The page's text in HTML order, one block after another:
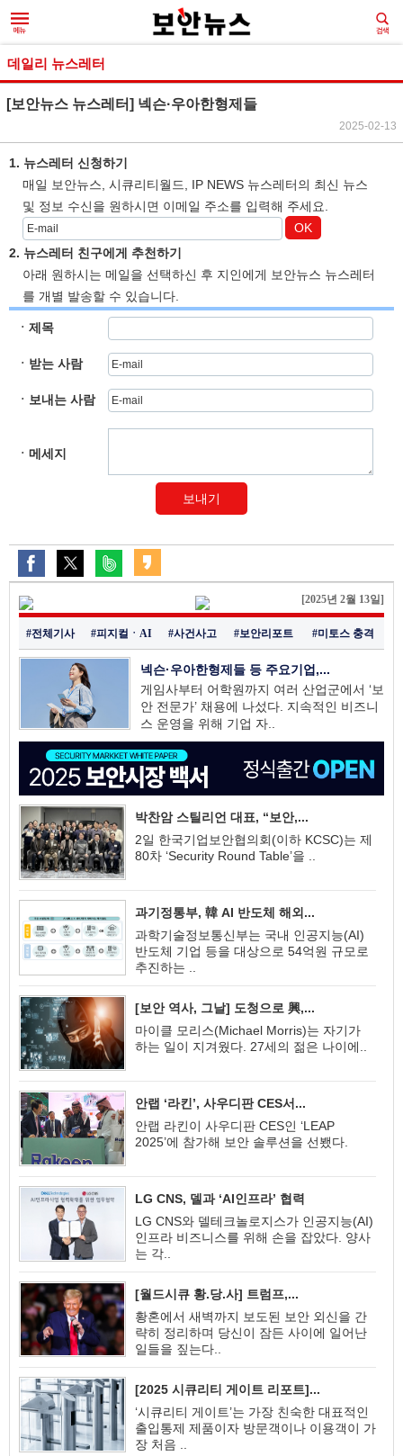
데일리 뉴스레터
[보안뉴스 뉴스레터] 넥슨·우아한형제들
2025-02-13
1. 뉴스레터 신청하기
매일 보안뉴스, 시큐리티월드, IP NEWS 뉴스레터의 최신 뉴스
및 정보 수신을 원하시면 이메일 주소를 입력해 주세요.
OK
2. 뉴스레터 친구에게 추천하기
아래 원하시는 메일을 선택하신 후 지인에게 보안뉴스 뉴스레터
를 개별 발송할 수 있습니다.
ㆍ제목
ㆍ받는 사람
ㆍ보내는 사람
ㆍ메세지
보내기
[2025년 2월 13일]
#전체기사 #피지컬ㆍAI #사건사고 #보안리포트 #미토스 충격
넥슨·우아한형제들 등 주요기업,...
게임사부터 어학원까지 여러 산업군에서 ‘보
안 전문가’ 채용에 나섰다. 지속적인 비즈니
스 운영을 위해 기업 자..
박찬암 스틸리언 대표, “보안,...
2일 한국기업보안협의회(이하 KCSC)는 제
80차 ‘Security Round Table’을 ..
과기정통부, 韓 AI 반도체 해외...
과학기술정보통신부는 국내 인공지능(AI)
반도체 기업 등을 대상으로 54억원 규모로
추진하는 ..
[보안 역사, 그날] 도청으로 興,...
마이클 모리스(Michael Morris)는 자기가
하는 일이 지겨웠다. 27세의 젊은 나이에..
안랩 ‘라킨’, 사우디판 CES서...
안랩 라킨이 사우디판 CES인 ‘LEAP
2025’에 참가해 보안 솔루션을 선뵀다.
LG CNS, 델과 ‘AI인프라’ 협력
LG CNS와 델테크놀로지스가 인공지능(AI)
인프라 비즈니스를 위해 손을 잡았다. 양사
는 각..
[월드시큐 황.당.사] 트럼프,...
황혼에서 새벽까지 보도된 보안 외신을 간
략히 정리하며 당신이 잠든 사이에 일어난
일들을 짚는다..
[2025 시큐리티 게이트 리포트]...
‘시큐리티 게이트’는 가장 친숙한 대표적인
출입통제 제품이자 방문객이나 이용객이 가
장 처음 ..